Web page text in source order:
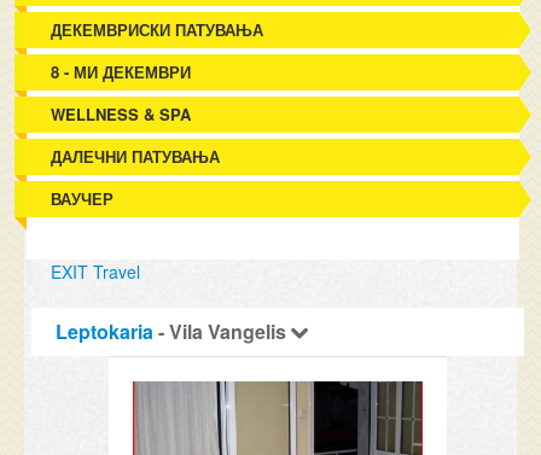
ДЕКЕМВРИСКИ ПАТУВАЊА
8 - МИ ДЕКЕМВРИ
WELLNESS & SPA
ДАЛЕЧНИ ПАТУВАЊА
ВАУЧЕР
EXIT Travel
Leptokaria- Vila Vangelis